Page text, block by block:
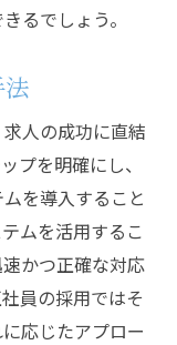
るでしょう。
人の成功に直結
プを明確にし、
を導入すること
ムを活用するこ
かつ正確な対応
員の採用ではそ
応じたアプロー